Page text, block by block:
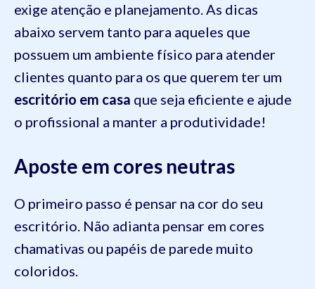
exige atenção e planejamento. As dicas
abaixo servem tanto para aqueles que
possuem um ambiente físico para atender
clientes quanto para os que querem ter um
escritório em casa que seja eficiente e ajude
o profissional a manter a produtividade!
Aposte em cores neutras
O primeiro passo é pensar na cor do seu
escritório. Não adianta pensar em cores
chamativas ou papéis de parede muito
coloridos.